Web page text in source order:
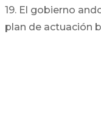
19. El gobierno
plan de actuación